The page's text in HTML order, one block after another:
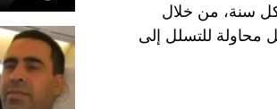
كل سنة، من خلال
محاولة للتسلل إلى